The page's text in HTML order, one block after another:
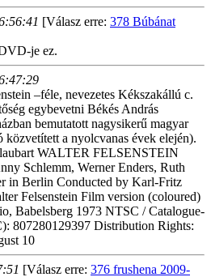
[Válasz erre: 378 Búbánat
je ez.
–féle, nevezetes Kékszakállú c.
egybevetni Békés András
bemutatott nagysikerű magyar
a nyolcvanas évek elején).
WALTER FELSENSTEIN
Schlemm, Werner Enders, Ruth
in Berlin Conducted by Karl-Fritz
Felsenstein Film version (coloured)
Babelsberg 1973 NTSC / Catalogue-
807280129397 Distribution Rights:
10
[Válasz erre: 376 frushena 2009-